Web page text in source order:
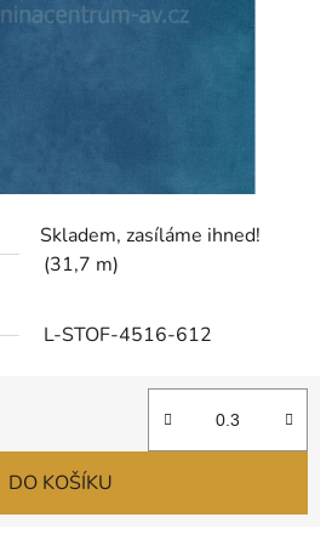
Skladem, zasíláme ihned!
(31,7 m)
L-STOF-4516-612
DO KOŠÍKU